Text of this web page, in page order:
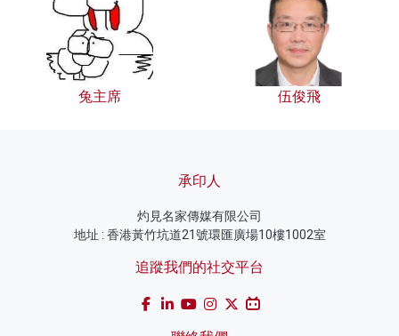
兔主席 伍俊飛
承印人
灼見名家傳媒有限公司
地址 : 香港黃竹坑道21號環匯廣場10樓1002室
追蹤我們的社交平台